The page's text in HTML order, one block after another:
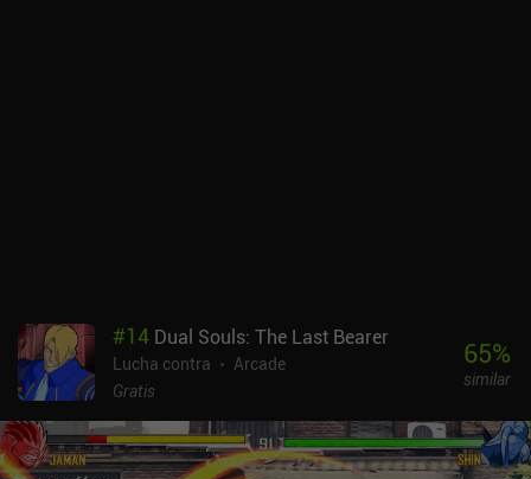
Punch TV se monetiza a través de unos pocos anuncios
incentivados para conseguir más oro, e iAPs para la moneda
premium utilizada para desbloquear luchadores, que también
ganamos poco a poco de forma gratuita. Es una gran experiencia
free-to-play. Recomendable para los amantes de los juegos de
acción y lucha.
#14 Dual Souls: The Last Bearer
Lucha contra
Arcade
Gratis
65%
similar